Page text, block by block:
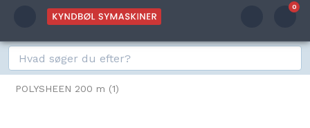
0
POLYSHEEN 200 m (1)